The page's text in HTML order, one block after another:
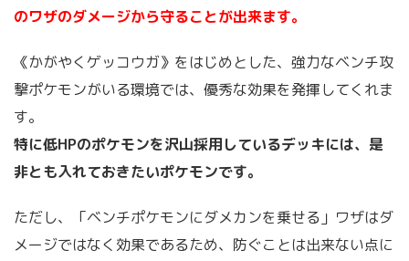
のワザのダメージから守ることが出来ます。
《かがやくゲッコウガ》をはじめとした、強力なベンチ攻
撃ポケモンがいる環境では、優秀な効果を発揮してくれま
す。
特に低HPのポケモンを沢山採用しているデッキには、是
非とも入れておきたいポケモンです。
ただし、「ベンチポケモンにダメカンを乗せる」ワザはダ
メージではなく効果であるため、防ぐことは出来ない点に